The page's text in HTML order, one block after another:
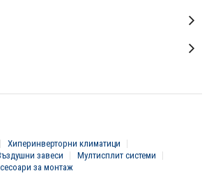
Хиперинверторни климатици
завеси
Мултисплит системи
за монтаж